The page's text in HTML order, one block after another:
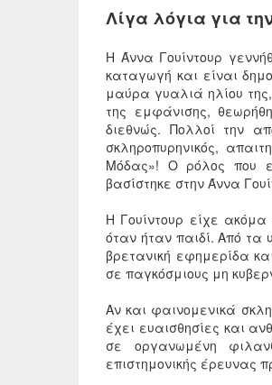
Λίγα λόγια για
H Άννα Γουίντουρ
καταγωγή και είναι
μαύρα γυαλιά ηλίου
της εμφάνισης,
διεθνώς. Πολλοί την
σκληροπυρηνικός,
Μόδας»! Ο ρόλος που
βασίστηκε στην Άννα
Η Γουίντουρ είχε
όταν ήταν παιδί. Από τα
βρετανική εφημερίδα
σε παγκόσμιους μη
Αν και φαινομενικά
έχει ευαισθησίες και
σε οργανωμένη
επιστημονικής έρευνας